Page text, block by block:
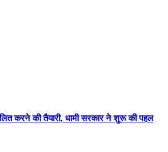
करने की तैयारी, धामी सरकार ने शुरू की पहल